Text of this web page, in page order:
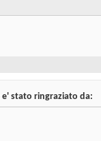
stato ringraziato da: